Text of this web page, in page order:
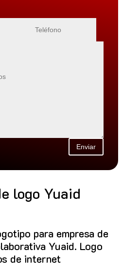
Enviar
logo Yuaid
para empresa de
Yuaid. Logo
de internet